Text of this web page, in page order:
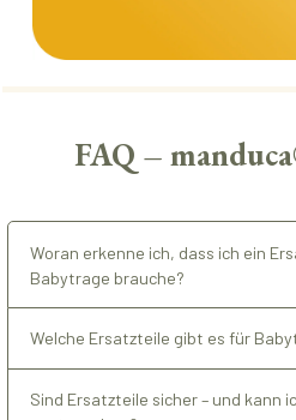
FAQ –
Woran erkenne ich, dass ich ein
Babytrage brauche?
Welche Ersatzteile gibt es für
Sind Ersatzteile sicher – und kann